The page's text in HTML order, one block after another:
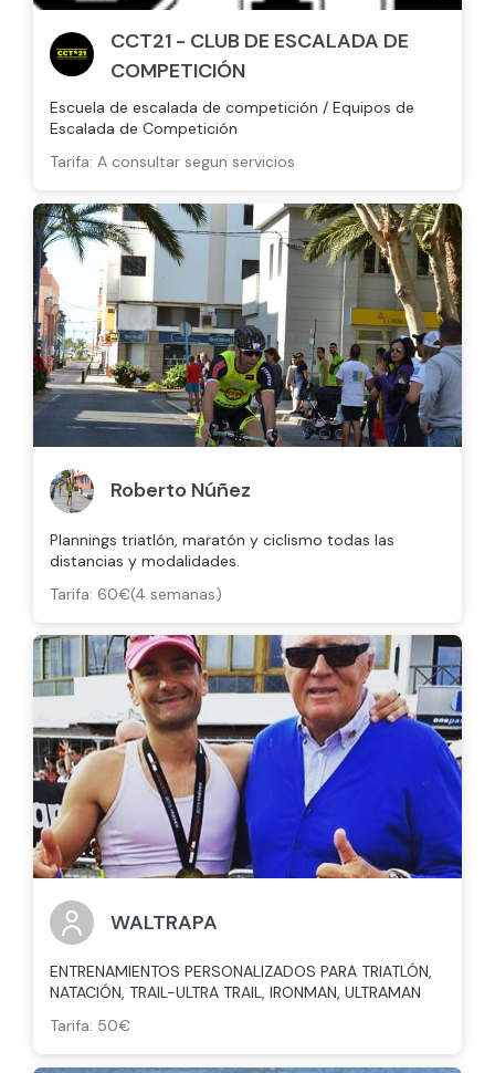
CCT21 - CLUB DE ESCALADA DE
COMPETICIÓN
Escuela de escalada de competición / Equipos de
Escalada de Competición
Tarifa: A consultar segun servicios
Roberto Núñez
Plannings triatlón, maratón y ciclismo todas las
distancias y modalidades.
Tarifa: 60€(4 semanas)
WALTRAPA
ENTRENAMIENTOS PERSONALIZADOS PARA TRIATLÓN,
NATACIÓN, TRAIL-ULTRA TRAIL, IRONMAN, ULTRAMAN
Tarifa: 50€